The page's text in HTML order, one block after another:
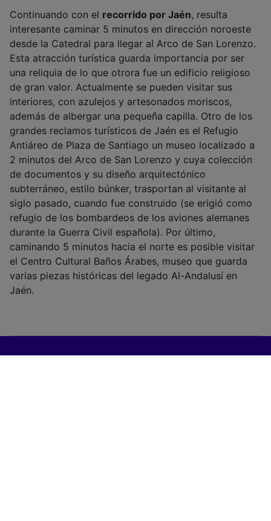
Continuando con el recorrido por Jaén, resulta
interesante caminar 5 minutos en dirección noroeste
desde la Catedral para llegar al Arco de San Lorenzo.
Esta atracción turística guarda importancia por ser
una reliquia de lo que otrora fue un edificio religioso
de gran valor. Actualmente se pueden visitar sus
interiores, con azulejos y artesonados moriscos,
además de albergar una pequeña capilla. Otro de los
grandes reclamos turísticos de Jaén es el Refugio
Antiáreo de Plaza de Santiago un museo localizado a
2 minutos del Arco de San Lorenzo y cuya colección
de documentos y su diseño arquitectónico
subterráneo, estilo búnker, trasportan al visitante al
siglo pasado, cuando fue construido (se erigió como
refugio de los bombardeos de los aviones alemanes
durante la Guerra Civil española). Por último,
caminando 5 minutos hacia el norte es posible visitar
el Centro Cultural Baños Árabes, museo que guarda
varias piezas históricas del legado Al-Andalusí en
Jaén.